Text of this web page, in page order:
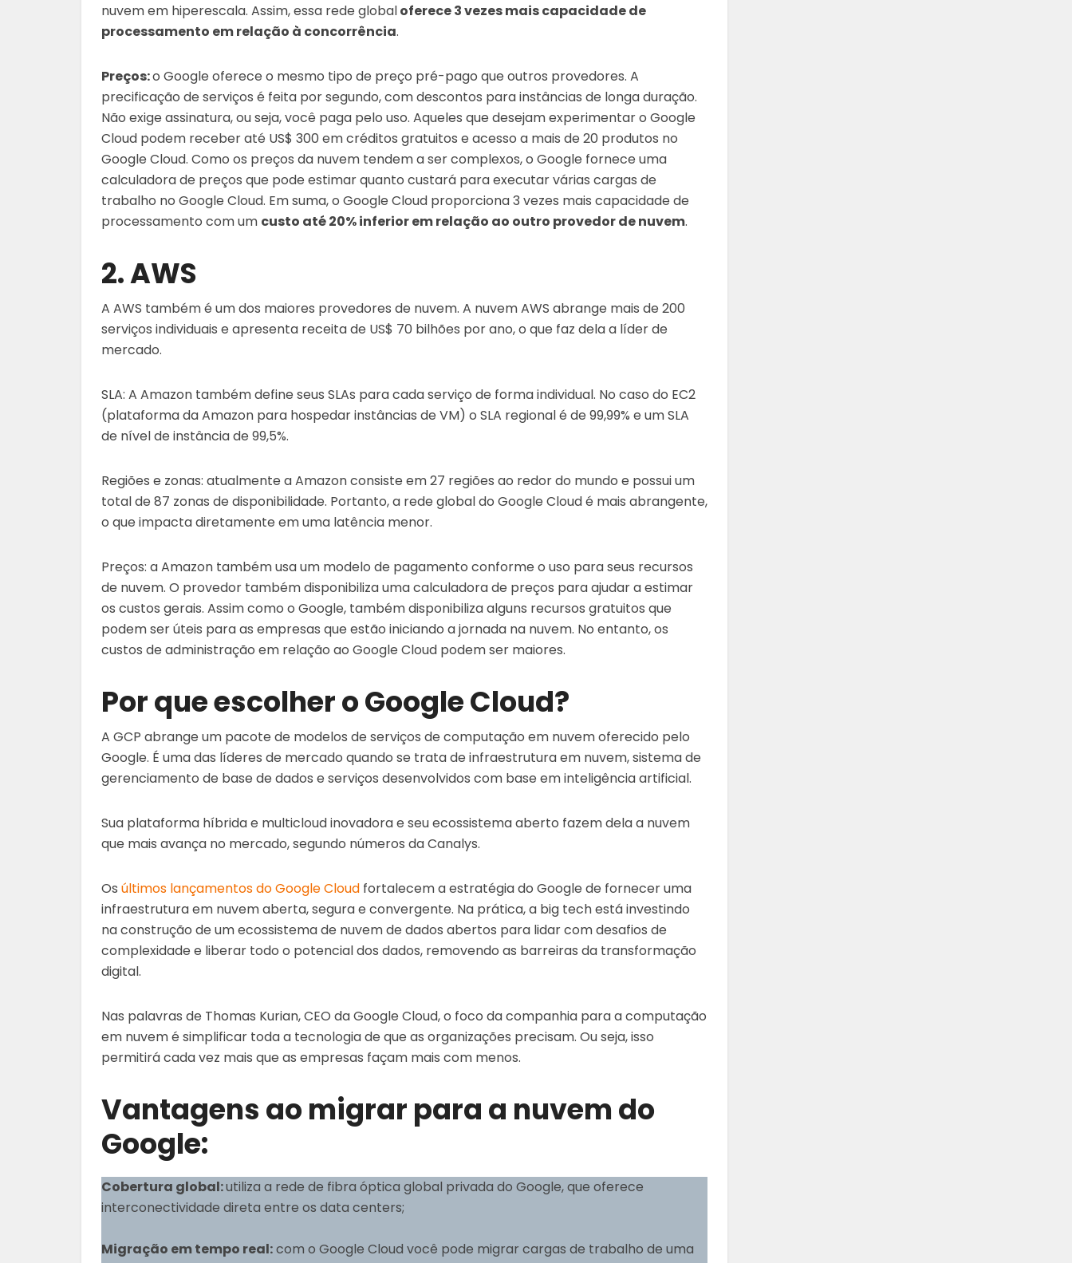
nuvem em hiperescala. Assim, essa rede globaloferece 3 vezes mais capacidade de
processamento em relação à concorrência.
Preços:o Google oferece o mesmo tipo de preço pré-pago que outros provedores. A
precificação de serviços é feita por segundo, com descontos para instâncias de longa duração.
Não exige assinatura, ou seja, você paga pelo uso. Aqueles que desejam experimentar o Google
Cloud podem receber até US$ 300 em créditos gratuitos e acesso a mais de 20 produtos no
Google Cloud. Como os preços da nuvem tendem a ser complexos, o Google fornece uma
calculadora de preços que pode estimar quanto custará para executar várias cargas de
trabalho no Google Cloud. Em suma, o Google Cloud proporciona 3 vezes mais capacidade de
processamento com um custo até 20% inferior em relação ao outro provedor de nuvem.
2. AWS
A AWS também é um dos maiores provedores de nuvem. A nuvem AWS abrange mais de 200
serviços individuais e apresenta receita de US$ 70 bilhões por ano, o que faz dela a líder de
mercado.
SLA: A Amazon também define seus SLAs para cada serviço de forma individual. No caso do EC2
(plataforma da Amazon para hospedar instâncias de VM) o SLA regional é de 99,99% e um SLA
de nível de instância de 99,5%.
Regiões e zonas: atualmente a Amazon consiste em 27 regiões ao redor do mundo e possui um
total de 87 zonas de disponibilidade. Portanto, a rede global do Google Cloud é mais abrangente,
o que impacta diretamente em uma latência menor.
Preços: a Amazon também usa um modelo de pagamento conforme o uso para seus recursos
de nuvem. O provedor também disponibiliza uma calculadora de preços para ajudar a estimar
os custos gerais. Assim como o Google, também disponibiliza alguns recursos gratuitos que
podem ser úteis para as empresas que estão iniciando a jornada na nuvem. No entanto, os
custos de administração em relação ao Google Cloud podem ser maiores.
Por que escolher o Google Cloud?
A GCP abrange um pacote de modelos de serviços de computação em nuvem oferecido pelo
Google. É uma das líderes de mercado quando se trata de infraestrutura em nuvem, sistema de
gerenciamento de base de dados e serviços desenvolvidos com base em inteligência artificial.
Sua plataforma híbrida e multicloud inovadora e seu ecossistema aberto fazem dela a nuvem
que mais avança no mercado, segundo números da Canalys.
Os últimos lançamentos do Google Cloud fortalecem a estratégia do Google de fornecer uma
infraestrutura em nuvem aberta, segura e convergente. Na prática, a big tech está investindo
na construção de um ecossistema de nuvem de dados abertos para lidar com desafios de
complexidade e liberar todo o potencial dos dados, removendo as barreiras da transformação
digital.
Nas palavras de Thomas Kurian, CEO da Google Cloud, o foco da companhia para a computação
em nuvem é simplificar toda a tecnologia de que as organizações precisam. Ou seja, isso
permitirá cada vez mais que as empresas façam mais com menos.
Vantagens ao migrar para a nuvem do
Google:
Cobertura global:utiliza a rede de fibra óptica global privada do Google, que oferece
interconectividade direta entre os data centers;
Migração em tempo real:com o Google Cloud você pode migrar cargas de trabalho de uma